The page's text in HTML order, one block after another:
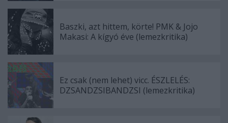
Baszki, azt hittem, körte! PMK & Jojo
Makasi: A kígyó éve (lemezkritika)
Ez csak (nem lehet) vicc. ÉSZLELÉS:
DZSANDZSIBANDZSI (lemezkritika)